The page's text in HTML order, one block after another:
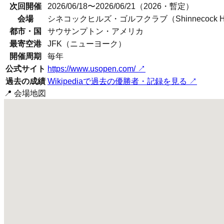
次回開催
2026/06/18〜2026/06/21（2026・暫定）
会場
シネコックヒルズ・ゴルフクラブ（Shinnecock
都市・国
サウサンプトン ・ アメリカ
最寄空港
JFK（ニューヨーク）
開催周期
毎年
公式サイト https://www.usopen.com/↗
過去の成績 Wikipediaで過去の優勝者・記録を見る ↗
📍 会場地図